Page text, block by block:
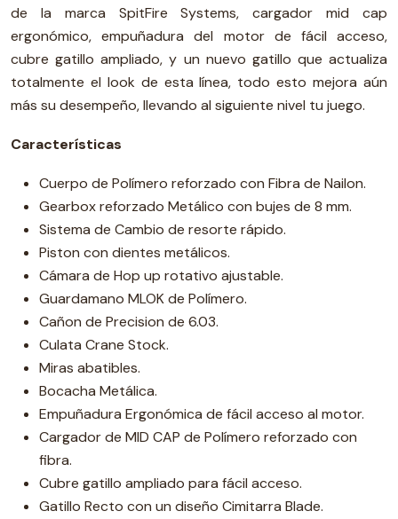
de la marca SpitFire Systems, cargador mid cap
ergonómico, empuñadura del motor de fácil acceso,
cubre gatillo ampliado, y un nuevo gatillo que actualiza
totalmente el look de esta línea, todo esto mejora aún
más su desempeño, llevando al siguiente nivel tu juego.
Características
Cuerpo de Polímero reforzado con Fibra de Nailon.
Gearbox reforzado Metálico con bujes de 8 mm.
Sistema de Cambio de resorte rápido.
Piston con dientes metálicos.
Cámara de Hop up rotativo ajustable.
Guardamano MLOK de Polímero.
Cañon de Precision de 6.03.
Culata Crane Stock.
Miras abatibles.
Bocacha Metálica.
Empuñadura Ergonómica de fácil acceso al motor.
Cargador de MID CAP de Polímero reforzado con
fibra.
Cubre gatillo ampliado para fácil acceso.
Gatillo Recto con un diseño Cimitarra Blade.